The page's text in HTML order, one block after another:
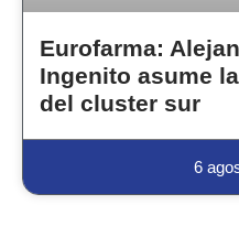
Eurofarma:
Ingenito asume
del cluster sur
6